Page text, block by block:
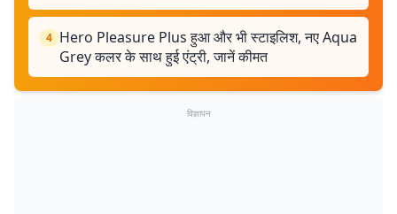
4 Hero Pleasure Plus हुआ और भी स्टाइलिश, नए Aqua
Grey कलर के साथ हुई एंट्री, जानें कीमत
विज्ञापन